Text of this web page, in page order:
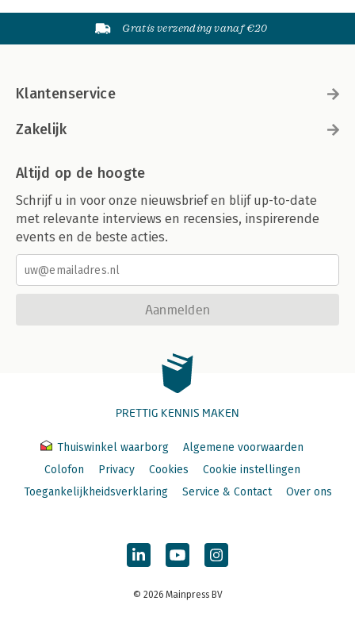
Gratis verzending vanaf €20
Klantenservice
Zakelijk
Altijd op de hoogte
Schrijf u in voor onze nieuwsbrief en blijf up-to-date
met relevante interviews en recensies, inspirerende
events en de beste acties.
Aanmelden
PRETTIG KENNIS MAKEN
Thuiswinkel waarborg
Algemene voorwaarden
Colofon
Privacy Cookies
Cookie instellingen
Toegankelijkheidsverklaring
Service & Contact Over ons
© 2026 Mainpress BV